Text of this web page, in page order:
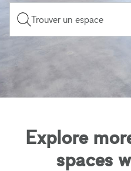
Trouver un espace
Explore
spaces